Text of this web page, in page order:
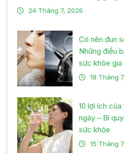
24 Tháng 7, 2026
Có nên đun
Những điều
sức khỏe gia
18 Tháng
10 lợi ích
ngày – Bí
sức khỏe
15 Tháng